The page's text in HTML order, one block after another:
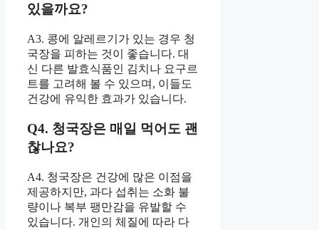
있을까요?
A3. 콩에 알레르기가 있는 경우 청
국장을 피하는 것이 좋습니다. 대
신 다른 발효식품인 김치나 요구르
트를 고려해 볼 수 있으며, 이들도
건강에 유익한 효과가 있습니다.
Q4. 청국장은 매일 먹어도 괜
찮나요?
A4. 청국장은 건강에 많은 이점을
제공하지만, 과다 섭취는 소화 불
량이나 복부 팽만감을 유발할 수
있습니다. 개인의 체질에 따라 다